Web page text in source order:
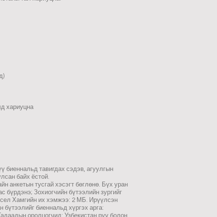
хариуцна
биеннальд тавигдах сэдэв, агуулгын
байх ёстой.
анкетын тусгай хэсэгт бөглөнө. Бүх уран
бүрдэнэ; Зохиогчийн бүтээлийн зургийг
Хамгийн их хэмжээ: 2 МБ. Ирүүлсэн
бүтээлийг биеннальд хүргэх арга:
оролцогчид: Узбекистан руу болон